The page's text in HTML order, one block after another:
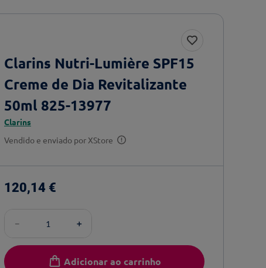
Clarins Nutri-Lumière SPF15
Creme de Dia Revitalizante
50ml 825-13977
Clarins
Vendido e enviado por XStore
120,14 €
＋
－
Adicionar ao carrinho